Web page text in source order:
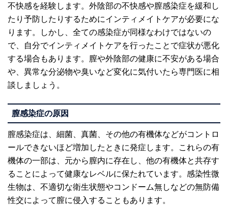
不快感を経験します。外陰部の不快感や膣感染症を緩和し
たり予防したりするためにインティメイトケアが必要にな
ります。しかし、全ての感染症が同様なわけではないの
で、自分でインティメイトケアを行ったことで症状が悪化
する場合もあります。膣や外陰部の健康に不安がある場合
や、異常な分泌物や臭いなど変化に気付いたら専門医に相
談しましょう。
膣感染症の原因
膣感染症は、細菌、真菌、その他の有機体などがコントロ
ールできないほど増加したときに発症します。これらの有
機体の一部は、元から膣内に存在し、他の有機体と共存す
ることによって健康なレベルに保たれています。感染性微
生物は、不適切な衛生状態やコンドーム無しなどの無防備
性交によって膣に侵入することもあります。